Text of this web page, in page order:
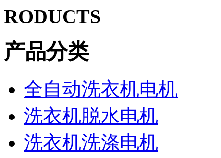
RODUCTS
产品分类
全自动洗衣机电机
洗衣机脱水电机
洗衣机洗涤电机